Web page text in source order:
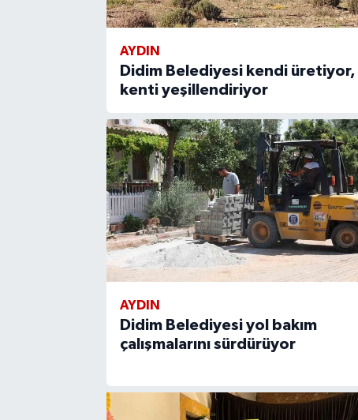
AYDIN
Didim Belediyesi kendi üretiyor,
kenti yeşillendiriyor
AYDIN
Didim Belediyesi yol bakım
çalışmalarını sürdürüyor